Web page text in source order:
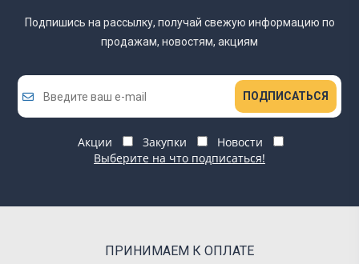
Подпишись на рассылку, получай свежую информацию по
продажам, новостям, акциям
ПОДПИСАТЬСЯ
Акции Закупки
Новости
Выберите на что подписаться!
ПРИНИМАЕМ К ОПЛАТЕ